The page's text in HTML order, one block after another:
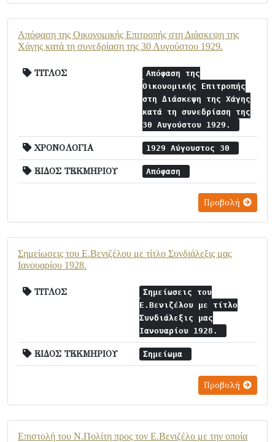
Απόφαση της Οικονομικής Επιτροπής στη Διάσκεψη της
Χάγης κατά τη συνεδρίαση της 30 Αυγούστου 1929.
ΤΙΤΛΟΣ
Απόφαση της
Οικονομικής Επιτροπής
στη Διάσκεψη της Χάγης
κατά τη συνεδρίαση της
30 Αυγούστου 1929.
ΧΡΟΝΟΛΟΓΙΑ 1929 Αύγουστος 30
ΕΙΔΟΣ ΤΕΚΜΗΡΙΟΥ Απόφαση
Προβολή
Σημείωσεις του Ε.Βενιζέλου με τίτλο Συνδιάλεξις μας
Ιανουαρίου 1928.
ΤΙΤΛΟΣ
Σημείωσεις του
Ε.Βενιζέλου με τίτλο
Συνδιάλεξις μας
Ιανουαρίου 1928.
ΕΙΔΟΣ ΤΕΚΜΗΡΙΟΥ Σημείωμα
Προβολή
Επιστολή του Ν.Πολίτη προς τον Ε.Βενιζέλο με την οποία